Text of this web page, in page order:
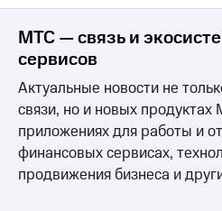
Достижения
Интервью
Финансовая
отчетность
Контакты
Новости
МТС — связь и
сервисов
Актуальные новости не
связи, но и новых
приложениях для работы и
финансовых сервисах,
продвижения бизнеса и